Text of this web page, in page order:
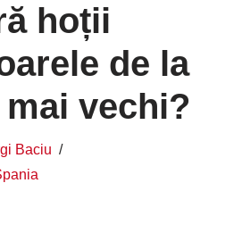
hoții
de la
vechi?
Baciu